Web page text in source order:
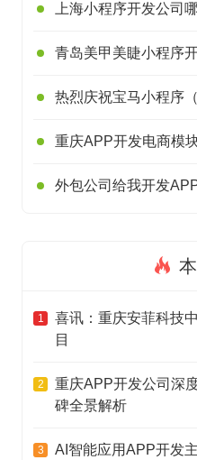
上海小程序开发公司
青岛美甲美睫小程序
热烈庆祝宝马小程序
重庆APP开发电商模
外包公司给我开发
1
喜讯：重庆安菲科技
目
2
重庆APP开发公司深
碑全景解析
3
AI智能应用APP开发